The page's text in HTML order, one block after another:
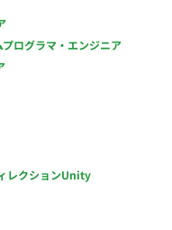
プログラマ・エンジニア
レクションUnity